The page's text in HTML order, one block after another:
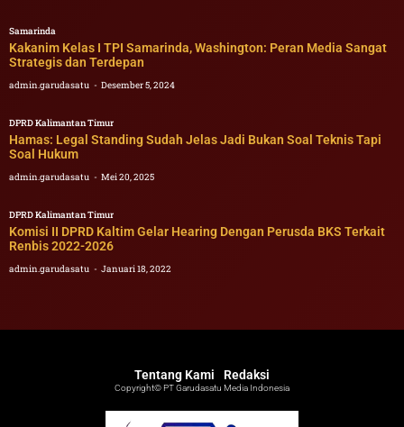
Samarinda
Kakanim Kelas I TPI Samarinda, Washington: Peran Media Sangat
Strategis dan Terdepan
admin.garudasatu Desember 5, 2024
DPRD Kalimantan Timur
Hamas: Legal Standing Sudah Jelas Jadi Bukan Soal Teknis Tapi
Soal Hukum
admin.garudasatu Mei 20, 2025
DPRD Kalimantan Timur
Komisi II DPRD Kaltim Gelar Hearing Dengan Perusda BKS Terkait
Renbis 2022-2026
admin.garudasatu Januari 18, 2022
Tentang Kami Redaksi
Copyright© PT Garudasatu Media Indonesia